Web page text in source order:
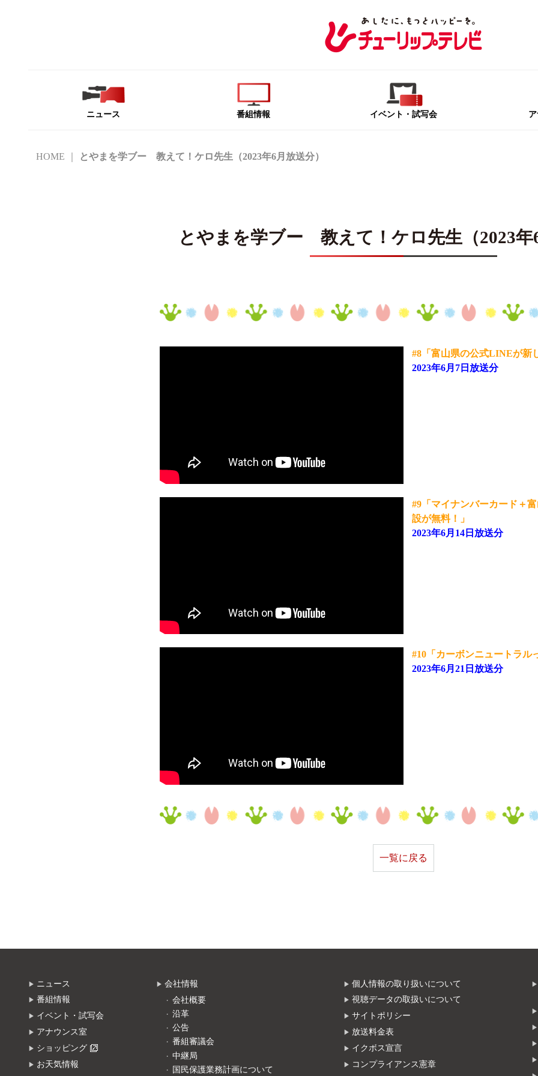
ニュース 番組情報 イベント ・試写会
HOME とやまを学ブー 教えて！ケロ先生（2023年6月放送分）
とやまを学ブー 教えて！ケロ先生（2023年6
#8「富山県の公式LINEが新
2023年6月7日放送分
#9「マイナンバーカード＋
設が無料！」
2023年6月14日放送分
#10「カーボンニュートラル
2023年6月21日放送分
一覧に戻る
ニュース
番組情報
イベント・試写会
アナウンス室
ショッピング
お天気情報
会社情報
会社概要
沿革
公告
番組審議会
中継局
国民保護業務計画について
個人情報の取り扱いについて
視聴データの取扱いについて
サイトポリシー
放送料金表
イクボス宣言
コンプライアンス憲章